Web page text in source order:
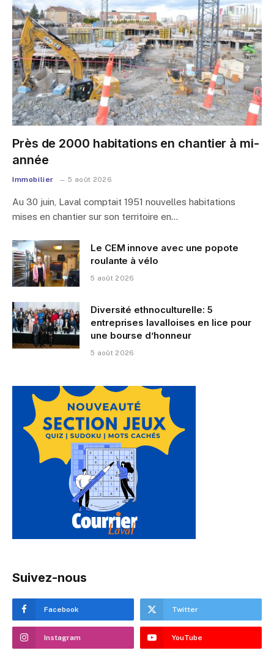
Près de 2000 habitations en chantier à mi-
année
Immobilier 5 août 2026
Au 30 juin, Laval comptait 1951 nouvelles habitations
mises en chantier sur son territoire en…
Le CEM innove avec une popote
roulante à vélo
5 août 2026
Diversité ethnoculturelle: 5
entreprises lavalloises en lice pour
une bourse d’honneur
5 août 2026
Suivez-nous
Facebook Twitter
Instagram YouTube